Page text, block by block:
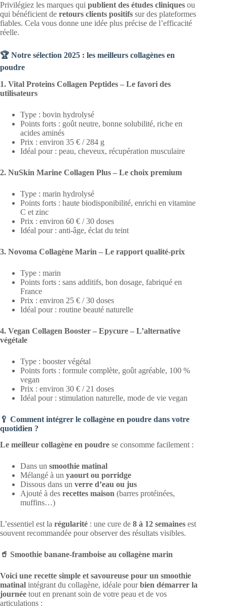
Privilégiez les marques qui publient des études cliniques ou
qui bénéficient de retours clients positifs sur des plateformes
fiables. Cela vous donne une idée plus précise de l’efficacité
réelle.
🏆 Notre sélection 2025 : les meilleurs collagènes en
poudre
1. Vital Proteins Collagen Peptides – Le favori des
utilisateurs
Type : bovin hydrolysé
Points forts : goût neutre, bonne solubilité, riche en
acides aminés
Prix : environ 35 € / 284 g
Idéal pour : peau, cheveux, récupération musculaire
2. NuSkin Marine Collagen Plus – Le choix premium
Type : marin hydrolysé
Points forts : haute biodisponibilité, enrichi en vitamine
C et zinc
Prix : environ 60 € / 30 doses
Idéal pour : anti-âge, éclat du teint
3. Novoma Collagène Marin – Le rapport qualité-prix
Type : marin
Points forts : sans additifs, bon dosage, fabriqué en
France
Prix : environ 25 € / 30 doses
Idéal pour : routine beauté naturelle
4. Vegan Collagen Booster – Epycure – L’alternative
végétale
Type : booster végétal
Points forts : formule complète, goût agréable, 100 %
vegan
Prix : environ 30 € / 21 doses
Idéal pour : stimulation naturelle, mode de vie vegan
🥄 Comment intégrer le collagène en poudre dans votre
quotidien ?
Le meilleur collagène en poudre se consomme facilement :
Dans un smoothie matinal
Mélangé à un yaourt ou porridge
Dissous dans un verre d’eau ou jus
Ajouté à des recettes maison (barres protéinées,
muffins…)
L’essentiel est la régularité : une cure de 8 à 12 semaines est
souvent recommandée pour observer des résultats visibles.
🥤 Smoothie banane-framboise au collagène marin
Voici une recette simple et savoureuse pour un smoothie
matinal intégrant du collagène, idéale pourbien démarrer la
journée tout en prenant soin de votre peau et de vos
articulations :